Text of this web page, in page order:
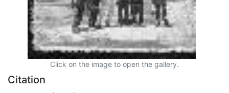
Click on the image to open the gallery.
Citation